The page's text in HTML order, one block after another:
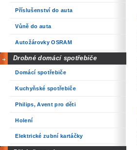
Příslušenství do auta
Vůně do auta
Autožárovky OSRAM
Drobné domácí spotřebiče
Domácí spotřebiče
Kuchyňské spotřebiče
Philips, Avent pro děti
Holení
Elektrické zubní kartáčky